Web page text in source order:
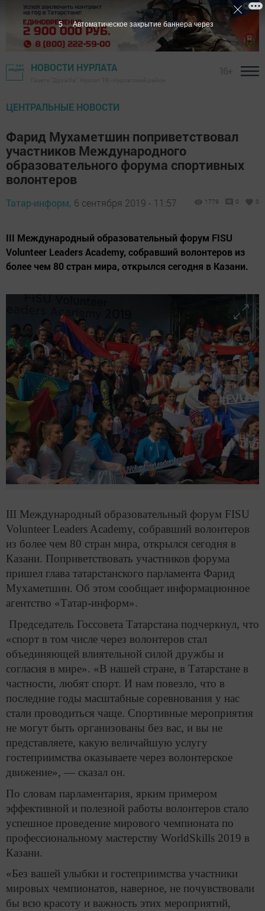
НОВОСТИ НУРЛАТА
ЦЕНТРАЛЬНЫЕ НОВОСТИ
Фарид Мухаметшин поприветствовал
участников Международного
образовательного форума спортивных
волонтеров
Татар-информ, 6 сентября 2019 - 11:57 1779 0 0
III Международный образовательный форум FISU
Volunteer Leaders Academy, собравший волонтеров из
более чем 80 стран мира, открылся сегодня в Казани.
III Международный образовательный форум FISU
Volunteer Leaders Academy, собравший волонтеров
из более чем 80 стран мира, открылся сегодня в
Казани. Поприветствовать участников форума
пришел глава татарстанского парламента Фарид
Мухаметшин. Об этом сообщает информационное
агентство «Татар-информ».
Председатель Госсовета Татарстана подчеркнул, что
«спорт в том числе через волонтеров стал
объединяющей влиятельной силой дружбы и
согласия в мире». «В нашей стране, в Татарстане в
частности, любят спорт. И нам повезло, что в
последние годы масштабные соревнования у нас
стали проводиться чаще. Спортивные мероприятия
не могут быть организованы без вас, и вы не
представляете, какую величайшую услугу
гостеприимства оказываете через волонтерское
движение», — сказал он.
По словам парламентария, ярким примером
эффективной и полезной работы волонтеров стало
успешное проведение мирового чемпионата по
профессиональному мастерству WorldSkills 2019 в
Казани.
«Без вашей улыбки и гостеприимства участники
мировых чемпионатов, наверное, не почувствовали
бы всю красоту и важность этих мероприятий,
4 Автоматическое закрытие баннера через